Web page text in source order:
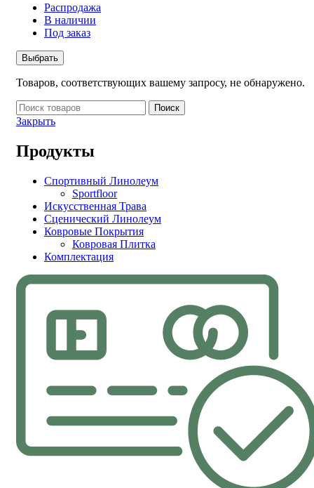
Закрыть
Продукты
Спортивный Линолеум
Sportfloor
Искусственная Трава
Сценический Линолеум
Ковровые Покрытия
Ковровая Плитка
Комплектация
Распродажа
В наличии
Под заказ
Выбрать
Товаров, соответствующих вашему запросу, не обнаружено.
Поиск